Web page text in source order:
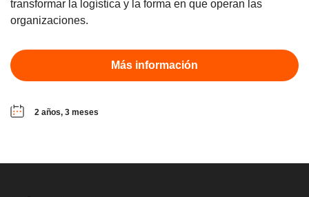
transformar la logística y la forma en que operan las
organizaciones.
Más información
2 años, 3 meses